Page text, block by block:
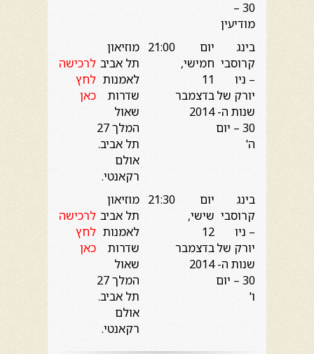
30 –
מודיעין
בינג
קרוסבי
– ניו
יורק של
שנות ה-
30 – יום
ה'
יום
חמישי,
11
בדצמבר
2014
21:00 מוזיאון
תל אביב
לאמנות
שדרות
שאול
המלך 27
תל אביב.
אולם
רקאנטי.
לרכישה
לחץ
כאן
בינג
קרוסבי
– ניו
יורק של
שנות ה-
30 – יום
ו'
יום
שישי,
12
בדצמבר
2014
21:30 מוזיאון
תל אביב
לאמנות
שדרות
שאול
המלך 27
תל אביב.
אולם
רקאנטי.
לרכישה
לחץ
כאן